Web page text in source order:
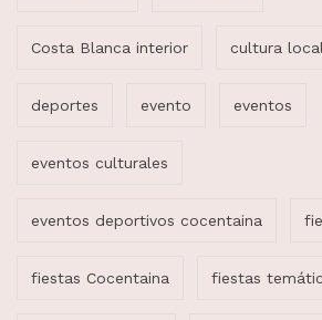
Costa Blanca interior cultura local
deportes evento eventos
eventos culturales
eventos deportivos cocentaina
fiestas Cocentaina fiestas